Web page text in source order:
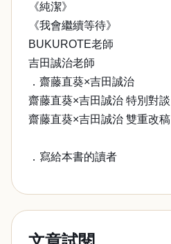
《純潔》
《我會繼續等待》
BUKUROTE老師
吉田誠治老師
．齋藤直葵×吉田誠治
齋藤直葵×吉田誠治 特別對談
齋藤直葵×吉田誠治 雙重改稿
．寫給本書的讀者